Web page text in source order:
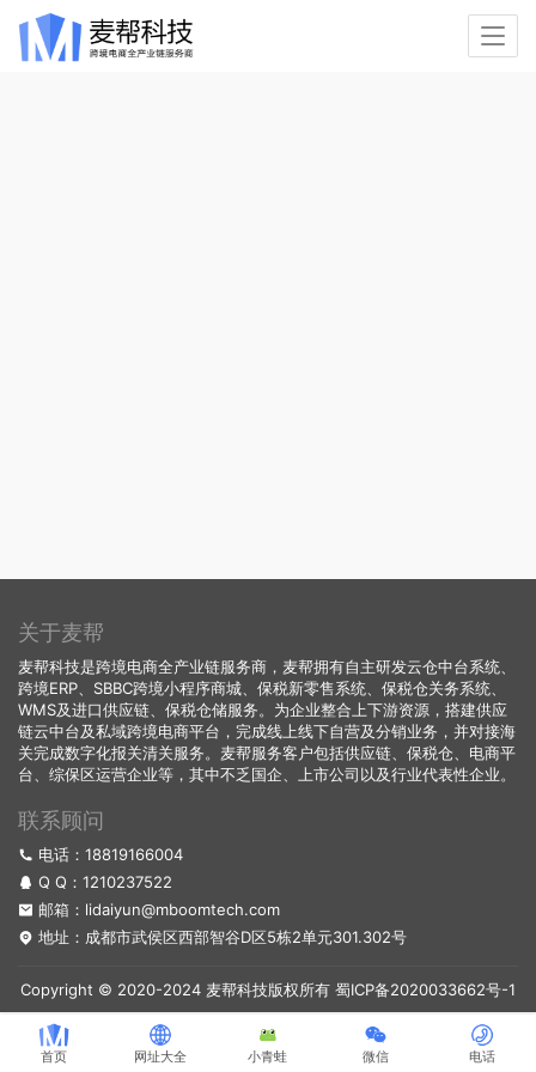
关于麦帮
麦帮科技是跨境电商全产业链服务商，麦帮拥有自主研发云仓中台系统、
跨境ERP、SBBC跨境小程序商城、保税新零售系统、保税仓关务系统、
WMS及进口供应链、保税仓储服务。为企业整合上下游资源，搭建供应
链云中台及私域跨境电商平台，完成线上线下自营及分销业务，并对接海
关完成数字化报关清关服务。麦帮服务客户包括供应链、保税仓、电商平
台、综保区运营企业等，其中不乏国企、上市公司以及行业代表性企业。
联系顾问
电话：18819166004
Q Q： 1210237522
邮箱：lidaiyun@mboomtech.com
地址：成都市武侯区西部智谷D区5栋2单元301.302号
Copyright © 2020-2024 麦帮科技版权所有 蜀ICP备2020033662号-1
首页 网址大全 小青蛙 微信 电话